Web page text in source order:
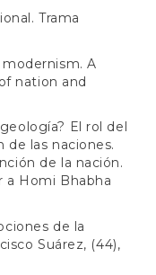
Trama
A
nation and
El rol del
de las naciones.
de la nación.
a Homi Bhabha
de la
Suárez, (44),